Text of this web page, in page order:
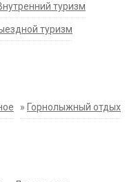
туризм
туризм
» Горнолыжный отдых